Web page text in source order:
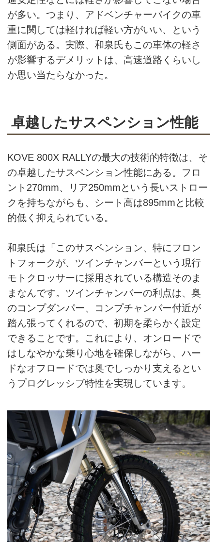
が多い。つまり、アドベンチャーバイクの車
重に関しては軽ければ軽い方がいい、という
側面がある。実際、和泉氏もこの車体の軽さ
が影響するデメリットは、高速道路くらいし
か思い当たらなかった。
卓越したサスペンション性能
KOVE 800X RALLYの最大の技術的特徴は、そ
の卓越したサスペンション性能にある。フロ
ント270mm、リア250mmという長いストロー
クを持ちながらも、シート高は895mmと比較
的低く抑えられている。
和泉氏は「このサスペンション、特にフロン
トフォークが、ツインチャンバーという現行
モトクロッサーに採用されている構造そのま
まなんです。ツインチャンバーの利点は、奥
のコンプダンパー、コンプチャンバー付近が
踏ん張ってくれるので、初期を柔らかく設定
できることです。これにより、オンロードで
はしなやかな乗り心地を確保しながら、ハー
ドなオフロードでは奥でしっかり支えるとい
うプログレッシブ特性を実現しています。